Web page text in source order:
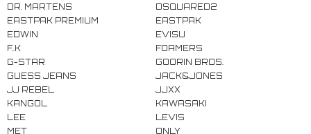
DR. MARTENS
DSQUARED2
EASTPAK PREMIUM
EASTPAK
EDWIN
EVISU
F..K
FOAMERS
G-STAR
GOORIN BROS.
GUESS JEANS
JACK&JONES
JJ REBEL
JJXX
KANGOL
KAWASAKI
LEE
LEVIS
MET
ONLY